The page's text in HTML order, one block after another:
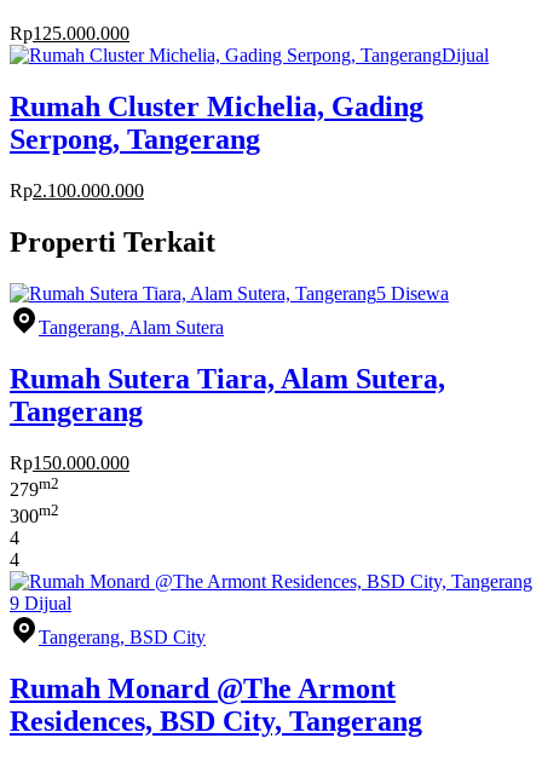
Rp125.000.000
Dijual
Rumah Cluster Michelia, Gading
Serpong, Tangerang
Rp2.100.000.000
Properti Terkait
5 Disewa
Tangerang, Alam Sutera
Rumah Sutera Tiara, Alam Sutera,
Tangerang
Rp150.000.000
279m2
300m2
4
4
9 Dijual
Tangerang, BSD City
Rumah Monard @The Armont
Residences, BSD City, Tangerang